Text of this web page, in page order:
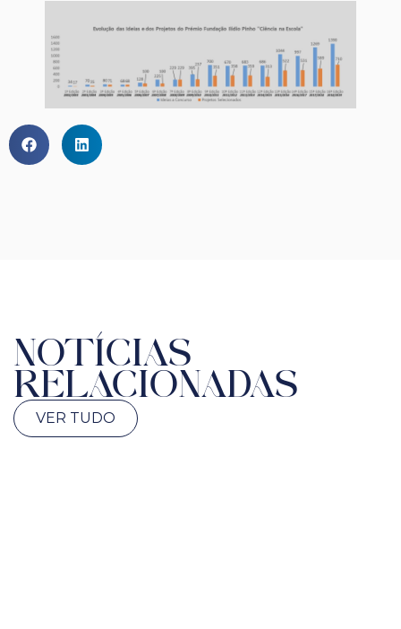
NOTÍCIAS
RELACIONADAS
VER TUDO